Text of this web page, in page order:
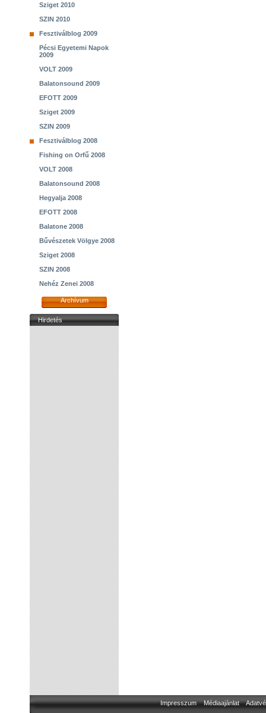
Sziget 2010
SZIN 2010
Fesztiválblog 2009
Pécsi Egyetemi Napok
2009
VOLT 2009
Balatonsound 2009
EFOTT 2009
Sziget 2009
SZIN 2009
Fesztiválblog 2008
Fishing on Orfű 2008
VOLT 2008
Balatonsound 2008
Hegyalja 2008
EFOTT 2008
Balatone 2008
Bűvészetek Völgye 2008
Sziget 2008
SZIN 2008
Nehéz Zenei 2008
Archívum
Hirdetés
Impresszum Médiaajánlat